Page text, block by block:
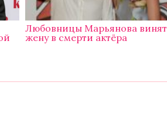
Любовницы Марьянова винят
жену в смерти актёра